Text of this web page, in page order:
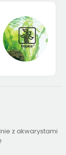
z akwarystami